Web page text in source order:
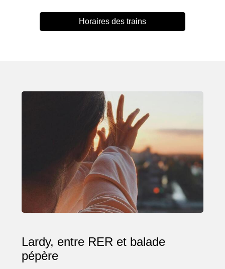
Horaires des trains
Lardy, entre RER et balade
pépère